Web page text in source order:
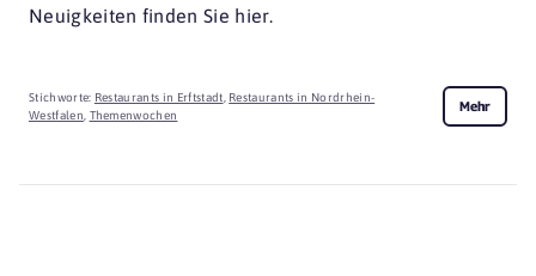
Neuigkeiten finden Sie hier.
Stichworte: Restaurants in Erftstadt, Restaurants in Nordrhein-
Westfalen, Themenwochen
Mehr